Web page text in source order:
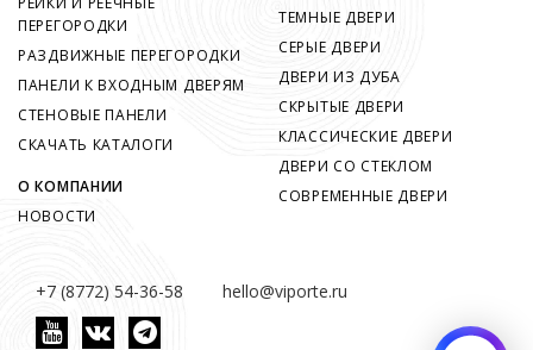
+7 (8772) 54-36-58 hello@viporte.ru
ПЕРЕГОРОДКИ
РАЗДВИЖНЫЕ ПЕРЕГОРОДКИ
ПАНЕЛИ К ВХОДНЫМ ДВЕРЯМ
СТЕНОВЫЕ ПАНЕЛИ
СКАЧАТЬ КАТАЛОГИ
О КОМПАНИИ
НОВОСТИ
ТЕМНЫЕ ДВЕРИ
СЕРЫЕ ДВЕРИ
ДВЕРИ ИЗ ДУБА
СКРЫТЫЕ ДВЕРИ
КЛАССИЧЕСКИЕ ДВЕРИ
ДВЕРИ СО СТЕКЛОМ
СОВРЕМЕННЫЕ ДВЕРИ